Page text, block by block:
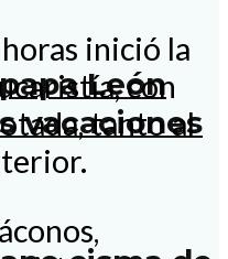
León
vacaciones
inició la
con
tanto al